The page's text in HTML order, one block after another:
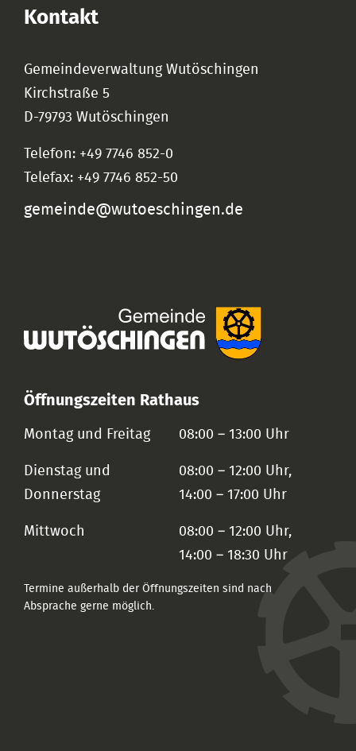
Kontakt
Gemeindeverwaltung Wutöschingen
Kirchstraße 5
D-79793 Wutöschingen
Telefon: +49 7746 852-0
Telefax: +49 7746 852-50
gemeinde@wutoeschingen.de
Öffnungszeiten Rathaus
Montag und Freitag 08:00 – 13:00 Uhr
Dienstag und
Donnerstag
08:00 – 12:00 Uhr,
14:00 – 17:00 Uhr
Mittwoch
08:00 – 12:00 Uhr,
14:00 – 18:30 Uhr
Termine außerhalb der Öffnungszeiten sind nach
Absprache gerne möglich.